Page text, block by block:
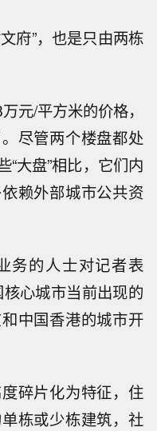
府”，也是只由两栋
元/平方米的价格，
尽管两个楼盘都处
“大盘”相比，它们内
赖外部城市公共资
务的人士对记者表
心城市当前出现的
中国香港的城市开
碎片化为特征，住
栋或少栋建筑，社